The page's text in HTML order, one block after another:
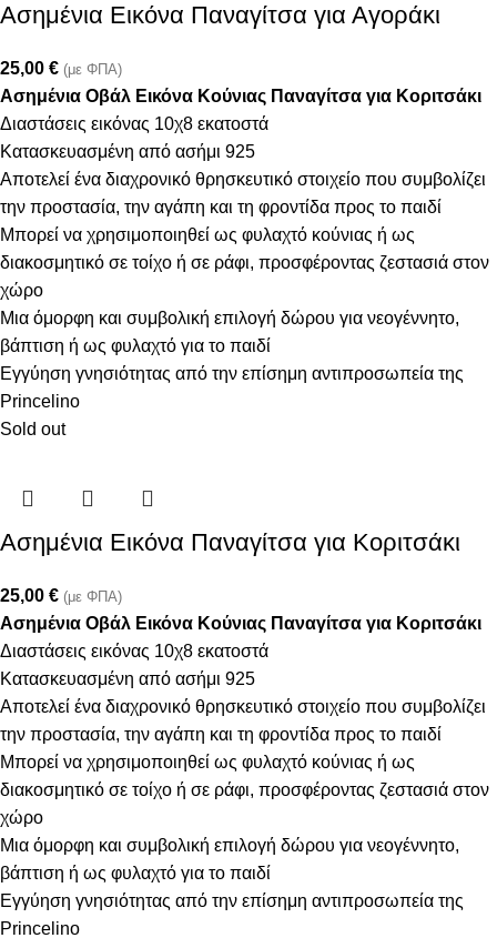
Ασημένια Εικόνα Παναγίτσα για Αγοράκι
25,00 € (με ΦΠΑ)
Ασημένια Οβάλ Εικόνα Κούνιας Παναγίτσα για Κοριτσάκι
Διαστάσεις εικόνας 10χ8 εκατοστά
Κατασκευασμένη από ασήμι 925
Αποτελεί ένα διαχρονικό θρησκευτικό στοιχείο που συμβολίζει
την προστασία, την αγάπη και τη φροντίδα προς το παιδί
Μπορεί να χρησιμοποιηθεί ως φυλαχτό κούνιας ή ως
διακοσμητικό σε τοίχο ή σε ράφι, προσφέροντας ζεστασιά στον
χώρο
Μια όμορφη και συμβολική επιλογή δώρου για νεογέννητο,
βάπτιση ή ως φυλαχτό για το παιδί
Εγγύηση γνησιότητας από την επίσημη αντιπροσωπεία της
Princelino
Sold out
Ασημένια Εικόνα Παναγίτσα για Κοριτσάκι
25,00 € (με ΦΠΑ)
Ασημένια Οβάλ Εικόνα Κούνιας Παναγίτσα για Κοριτσάκι
Διαστάσεις εικόνας 10χ8 εκατοστά
Κατασκευασμένη από ασήμι 925
Αποτελεί ένα διαχρονικό θρησκευτικό στοιχείο που συμβολίζει
την προστασία, την αγάπη και τη φροντίδα προς το παιδί
Μπορεί να χρησιμοποιηθεί ως φυλαχτό κούνιας ή ως
διακοσμητικό σε τοίχο ή σε ράφι, προσφέροντας ζεστασιά στον
χώρο
Μια όμορφη και συμβολική επιλογή δώρου για νεογέννητο,
βάπτιση ή ως φυλαχτό για το παιδί
Εγγύηση γνησιότητας από την επίσημη αντιπροσωπεία της
Princelino